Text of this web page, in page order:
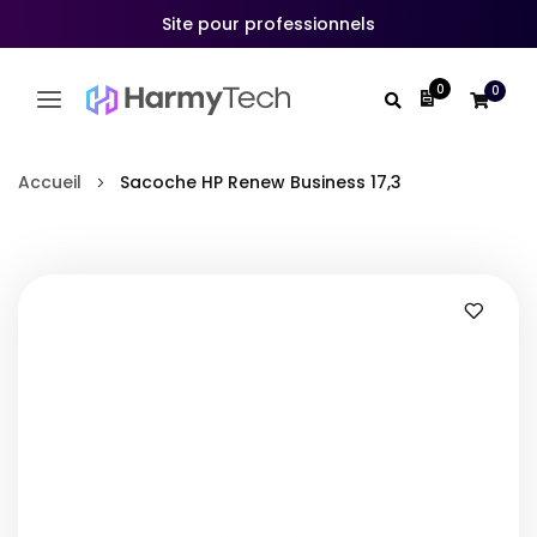
Site pour professionnels
Mon devis
0 0
au
Accueil Sacoche HP Renew Business 17,3